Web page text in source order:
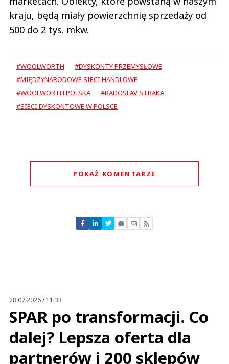
kraju, będą miały powierzchnię sprzedaży od
500 do 2 tys. mkw.
#WOOLWORTH
#DYSKONTY PRZEMYSŁOWE
#MIĘDZYNARODOWE SIECI HANDLOWE
#WOOLWORTH POLSKA
#RADOSLAV STRAKA
#SIECI DYSKONTOWE W POLSCE
POKAŻ KOMENTARZE
Nie znaleziono komentarzy
Zostaw swoje komentarze
28.07.2026 / 11:33
SPAR po transformacji. Co
dalej? Lepsza oferta dla
partnerów i 200 sklepów